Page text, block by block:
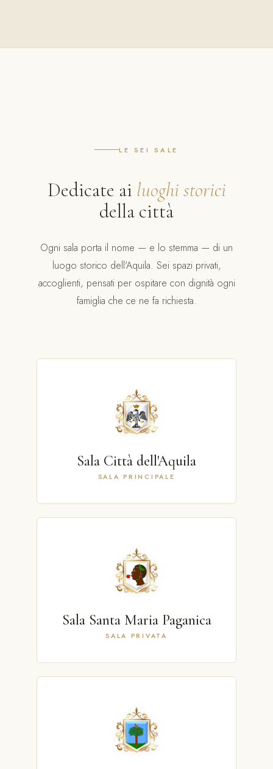
LE SEI SALE
Dedicate ai luoghi storici
della città
Ogni sala porta il nome — e lo stemma — di un
luogo storico dell'Aquila. Sei spazi privati,
accoglienti, pensati per ospitare con dignità ogni
famiglia che ce ne fa richiesta.
Sala Città dell'Aquila
SALA PRINCIPALE
Sala Santa Maria Paganica
SALA PRIVATA